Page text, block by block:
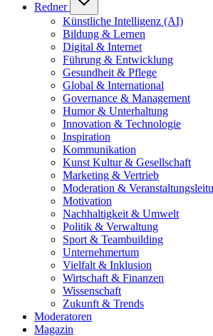
Redner
Künstliche Intelligenz (AI)
Bildung & Lernen
Digital & Internet
Führung & Entwicklung
Gesundheit & Pflege
Global & International
Governance & Management
Humor & Unterhaltung
Innovation & Technologie
Inspiration
Kommunikation
Kunst Kultur & Gesellschaft
Marketing & Vertrieb
Moderation &
Motivation
Nachhaltigkeit & Umwelt
Politik & Verwaltung
Sport & Teambuilding
Unternehmertum
Vielfalt & Inklusion
Wirtschaft & Finanzen
Wissenschaft
Zukunft & Trends
Moderatoren
Magazin